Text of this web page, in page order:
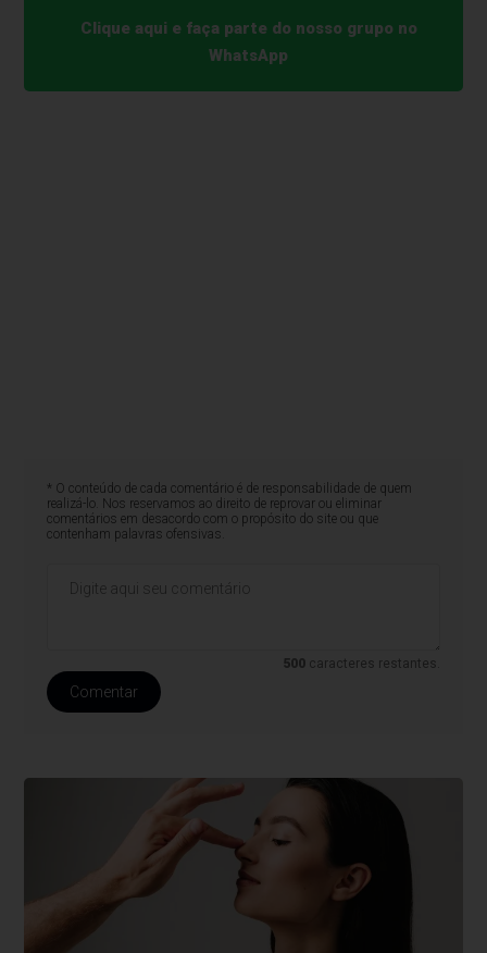
Clique aqui e faça parte do nosso grupo no
WhatsApp
* O conteúdo de cada comentário é de responsabilidade de quem
realizá-lo. Nos reservamos ao direito de reprovar ou eliminar
comentários em desacordo com o propósito do site ou que
contenham palavras ofensivas.
500 caracteres restantes.
Comentar